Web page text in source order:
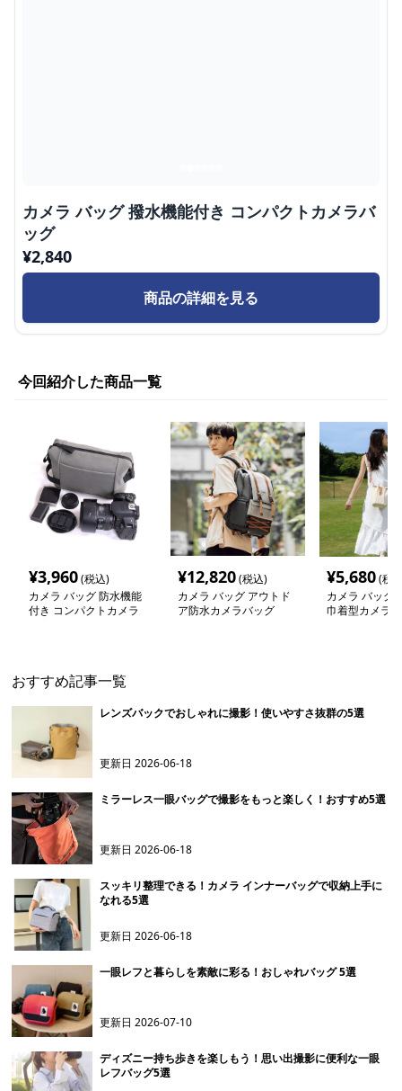
カメラ バッグ 撥水機能付き コンパクトカメラバ
ッグ
¥2,840
商品の詳細を見る
今回紹介した商品一覧
¥3,960(税込)
カメラ バッグ 防水機能
付き コンパクトカメラ
¥12,820(税込)
カメラ バッグ アウトド
ア防水カメラバッグ
¥5,680(税
カメラ バッグ
巾着型カメラ
おすすめ記事一覧
レンズバックでおしゃれに撮影！使いやすさ抜群の5選
更新日2026-06-18
ミラーレス一眼バッグで撮影をもっと楽しく！おすすめ5選
更新日2026-06-18
スッキリ整理できる！カメラ インナーバッグで収納上手に
なれる5選
更新日2026-06-18
一眼レフと暮らしを素敵に彩る！おしゃれバッグ 5選
更新日2026-07-10
ディズニー持ち歩きを楽しもう！思い出撮影に便利な一眼
レフバッグ5選